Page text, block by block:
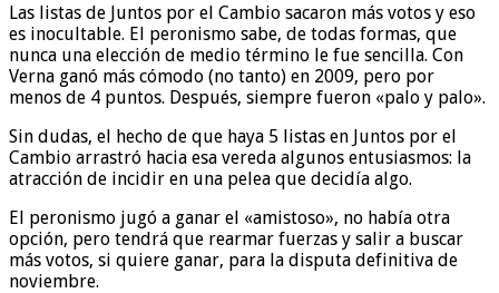
Las listas de Juntos por el Cambio sacaron más votos y eso
es inocultable. El peronismo sabe, de todas formas, que
nunca una elección de medio término le fue sencilla. Con
Verna ganó más cómodo (no tanto) en 2009, pero por
menos de 4 puntos. Después, siempre fueron «palo y palo».
Sin dudas, el hecho de que haya 5 listas en Juntos por el
Cambio arrastró hacia esa vereda algunos entusiasmos: la
atracción de incidir en una pelea que decidía algo.
El peronismo jugó a ganar el «amistoso», no había otra
opción, pero tendrá que rearmar fuerzas y salir a buscar
más votos, si quiere ganar, para la disputa definitiva de
noviembre.